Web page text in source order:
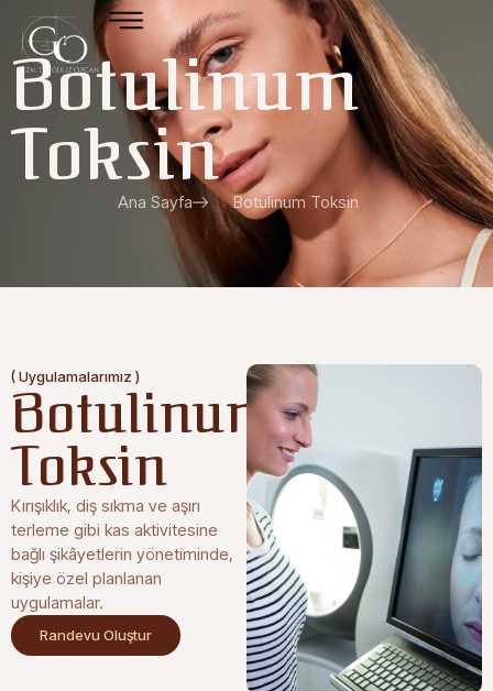
Botulinum
Toksin
Ana Sayfa Botulinum Toksin
( Uygulamalarımız )
Botulinum
Toksin
Kırışıklık, diş sıkma ve aşırı
terleme gibi kas aktivitesine
bağlı şikâyetlerin yönetiminde,
kişiye özel planlanan
uygulamalar.
Randevu Oluştur